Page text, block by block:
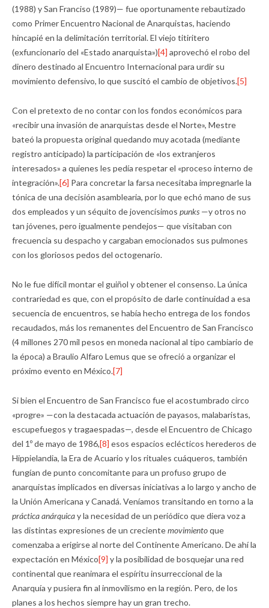
(1988) y San Franciso (1989)— fue oportunamente rebautizado
como Primer Encuentro Nacional de Anarquistas, haciendo
hincapié en la delimitación territorial. El viejo titiritero
(exfuncionario del «Estado anarquista»)[4] aprovechó el robo del
dinero destinado al Encuentro Internacional para urdir su
movimiento defensivo, lo que suscitó el cambio de objetivos.[5]
Con el pretexto de no contar con los fondos económicos para
«recibir una invasión de anarquistas desde el Norte», Mestre
bateó la propuesta original quedando muy acotada (mediante
registro anticipado) la participación de «los extranjeros
interesados» a quienes les pedía respetar el «proceso interno de
integración».[6] Para concretar la farsa necesitaba impregnarle la
tónica de una decisión asamblearia, por lo que echó mano de sus
dos empleados y un séquito de jovencísimos punks —y otros no
tan jóvenes, pero igualmente pendejos— que visitaban con
frecuencia su despacho y cargaban emocionados sus pulmones
con los gloriosos pedos del octogenario.
No le fue difícil montar el guiñol y obtener el consenso. La única
contrariedad es que, con el propósito de darle continuidad a esa
secuencia de encuentros, se había hecho entrega de los fondos
recaudados, más los remanentes del Encuentro de San Francisco
(4 millones 270 mil pesos en moneda nacional al tipo cambiario de
la época) a Braulio Alfaro Lemus que se ofreció a organizar el
próximo evento en México.[7]
Si bien el Encuentro de San Francisco fue el acostumbrado circo
«progre» —con la destacada actuación de payasos, malabaristas,
escupefuegos y tragaespadas—, desde el Encuentro de Chicago
del 1º de mayo de 1986,[8] esos espacios eclécticos herederos de
Hippielandia, la Era de Acuario y los rituales cuáqueros, también
fungían de punto concomitante para un profuso grupo de
anarquistas implicados en diversas iniciativas a lo largo y ancho de
la Unión Americana y Canadá. Veníamos transitando en torno a la
práctica anárquicay la necesidad de un periódico que diera voz a
las distintas expresiones de un crecientemovimientoque
comenzaba a erigirse al norte del Continente Americano. De ahí la
expectación en México[9] y la posibilidad de bosquejar una red
continental que reanimara el espíritu insurreccional de la
Anarquía y pusiera fin al inmovilismo en la región. Pero, de los
planes a los hechos siempre hay un gran trecho.